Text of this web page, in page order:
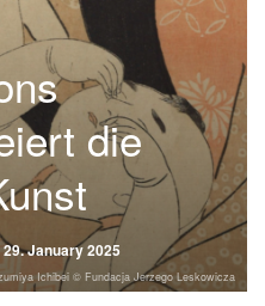
die
29. January 2025
Ichibei © Fundacja Jerzego Leskowicza